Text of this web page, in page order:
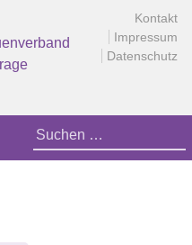
Kontakt
Impressum
Datenschutz
und demokratisch.
Suchen
nach: